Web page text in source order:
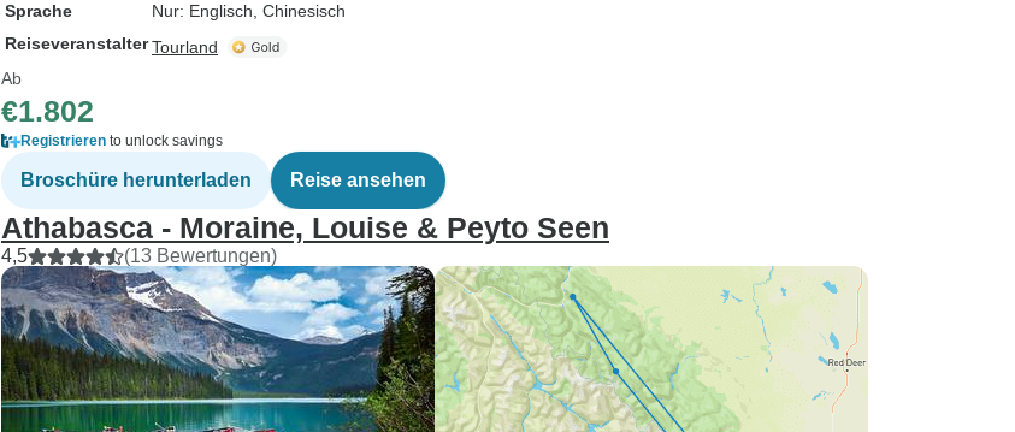
Sprache
Nur: Englisch, Chinesisch
ReiseveranstalterTourland
Ab
€1.802
Registrieren to unlock savings
Broschüre herunterladen Reise ansehen
Athabasca - Moraine, Louise & Peyto Seen
4,5 (13 Bewertungen)